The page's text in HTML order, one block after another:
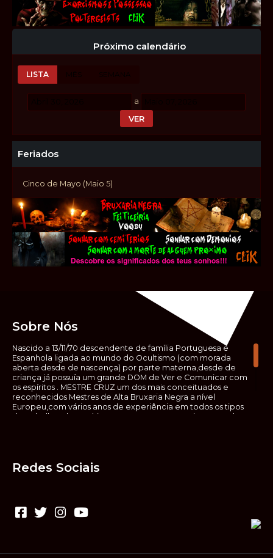
Próximo calendário
LISTA MÊS SEMANA
a
Feriados
Cinco de Mayo (Maio 5)
Sobre Nós
Nascido a 13/11/70 descendente de família Portuguesa e
Espanhola ligada ao mundo do Ocultismo (com morada
aberta desde de nascença) por parte materna,desde de
criança já possuía um grande DOM de Ver e Comunicar com
os espíritos . MESTRE CRUZ um dos mais conceituados e
reconhecidos Mestres de Alta Bruxaria Negra a nível
Europeu,com vários anos de experiência em todos os tipos
de trabalhos de Ocultismo. Escreveu os seus saberes ocultos
não o faça sem precauções e sem possuir a devida
poderão causar danos. Consultai por isso sempre um
(médium) conhecedor, quando se trata de fazer trabalhos
Redes Sociais